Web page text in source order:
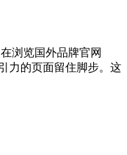
浏览国外品牌官网
力的页面留住脚步。这